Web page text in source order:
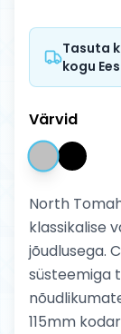
Tasuta
kogu
Värvid
North
klassikalise
jõudlusega.
süsteemiga
115mm